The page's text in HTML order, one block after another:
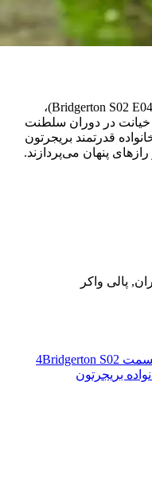
در فصل 2 قسمت 4 سریال بریجرتون (Bridgerton S02 E04)،
خیانت در دوران سلطنت
قدرتمند بریجرتون
پنهان می‌پردازند.
, پالی واکر
Bridgerton S02
بریجرتون